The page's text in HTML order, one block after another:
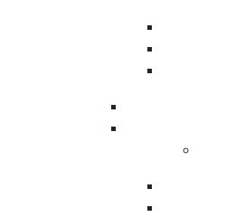
دانستنی کودک
داستانهای محیط زیست
دانستنی نوجوان
دانش نامه
اطلس ها
کتاب رنگ آمیزی
کتاب آموزش کاردستی